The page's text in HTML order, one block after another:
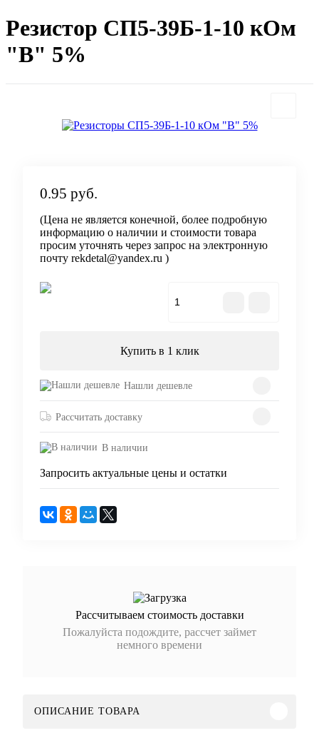
Резистор СП5-39Б-1-10 кОм
"В" 5%
0.95 руб.
(Цена не является конечной, более подробную
информацию о наличии и стоимости товара
просим уточнять через запрос на электронную
почту rekdetal@yandex.ru )
Купить в 1 клик
Нашли дешевле
Рассчитать доставку
В наличии
Запросить актуальные цены и остатки
Рассчитываем стоимость доставки
Пожалуйста подождите, рассчет займет
немного времени
ОПИСАНИЕ ТОВАРА